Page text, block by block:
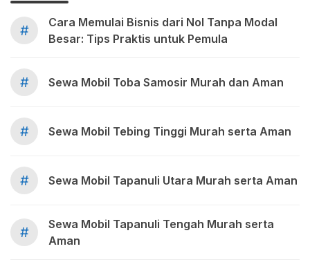
#
Cara Memulai Bisnis dari Nol Tanpa Modal
Besar: Tips Praktis untuk Pemula
# Sewa Mobil Toba Samosir Murah dan Aman
# Sewa Mobil Tebing Tinggi Murah serta Aman
# Sewa Mobil Tapanuli Utara Murah serta Aman
#
Sewa Mobil Tapanuli Tengah Murah serta
Aman